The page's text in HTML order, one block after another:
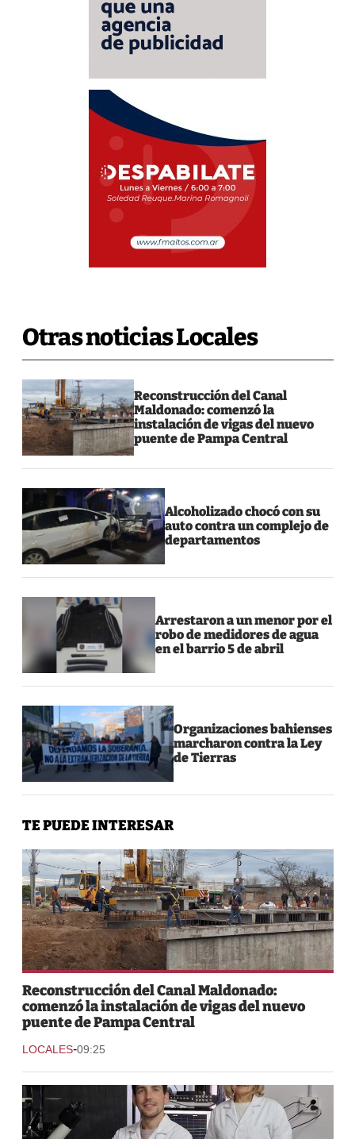
Otras noticias Locales
Reconstrucción del Canal
Maldonado: comenzó la
instalación de vigas del nuevo
puente de Pampa Central
Alcoholizado chocó con su
auto contra un complejo de
departamentos
Arrestaron a un menor por el
robo de medidores de agua
en el barrio 5 de abril
Organizaciones bahienses
marcharon contra la Ley
de Tierras
TE PUEDE INTERESAR
Reconstrucción del Canal Maldonado:
comenzó la instalación de vigas del nuevo
puente de Pampa Central
LOCALES-09:25